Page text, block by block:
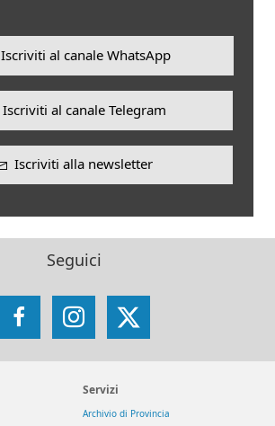
Iscriviti al canale WhatsApp
Iscriviti al canale Telegram
Iscriviti alla newsletter
Seguici
FacebookInstagram
X
Servizi
Archivio di Provincia